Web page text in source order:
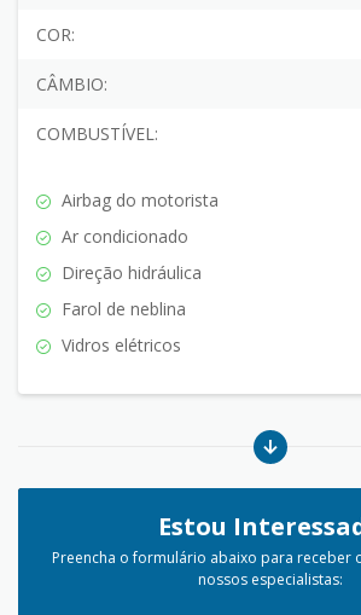
COR:
CÂMBIO:
COMBUSTÍVEL:
Airbag do motorista
Ar condicionado
Direção hidráulica
Farol de neblina
Vidros elétricos
Estou
Preencha o formulário abaixo para receber
nossos especialistas: